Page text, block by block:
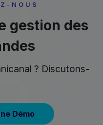
NOUS
gestion des
? Discutons-
Démo